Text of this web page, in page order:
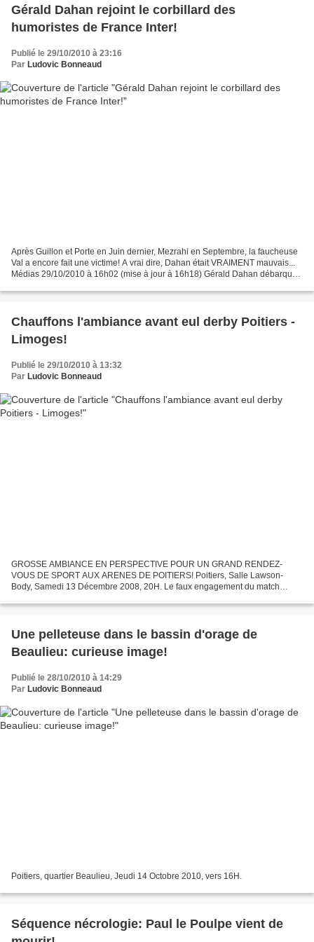
Gérald Dahan rejoint le corbillard des
humoristes de France Inter!
Publié le 29/10/2010 à 23:16
Par Ludovic Bonneaud
Après Guillon et Porte en Juin dernier, Mezrahi en Septembre, la faucheuse
Val a encore fait une victime! A vrai dire, Dahan était VRAIMENT mauvais...
Médias 29/10/2010 à 16h02 (mise à jour à 16h18) Gérald Dahan débarqué
Chauffons l'ambiance avant eul derby Poitiers -
Limoges!
Publié le 29/10/2010 à 13:32
Par Ludovic Bonneaud
GROSSE AMBIANCE EN PERSPECTIVE POUR UN GRAND RENDEZ-
VOUS DE SPORT AUX ARENES DE POITIERS! Poitiers, Salle Lawson-
Body, Samedi 13 Décembre 2008, 20H. Le faux engagement du match
lance...
Une pelleteuse dans le bassin d'orage de
Beaulieu: curieuse image!
Publié le 28/10/2010 à 14:29
Par Ludovic Bonneaud
Poitiers, quartier Beaulieu, Jeudi 14 Octobre 2010, vers 16H.
Séquence nécrologie: Paul le Poulpe vient de